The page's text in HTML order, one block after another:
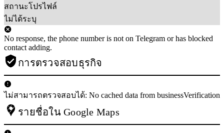
สถานะโปรไฟล์
ไม่ได้ระบุ
No response, the phone number is not on Telegram or has blocked
contact adding.
การตรวจสอบธุรกิจ
ไม่สามารถตรวจสอบได้: No cached data from businessVerification
รายชื่อใน Google Maps